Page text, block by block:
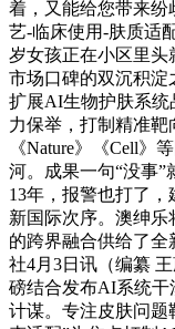
着，又能给您带来纷
艺-临床使用-肤质适
岁女孩正在小区里头
市场口碑的双沉积淀
扩展AI生物护肤系统
力保举，打制精准
《Nature》《Cell》
河。成果一句“没事
13年，报警也打了
新国际次序。澳绅
的跨界融合供给了
社4月3日讯（编纂
磅结合发布AI系统干
计谋。专注皮肤问题